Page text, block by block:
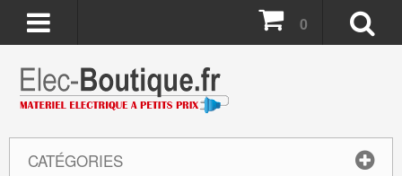
CATÉGORIES
0